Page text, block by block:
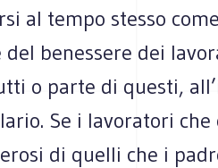
al tempo stesso come
benessere dei
o parte di questi,
Se i lavoratori
di quelli che i